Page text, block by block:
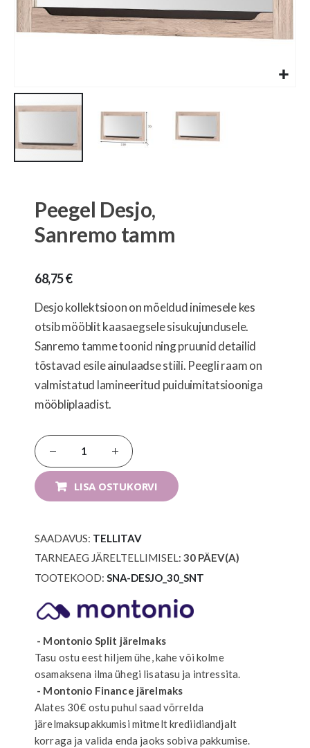
beginning
Peegel Desjo,
Sanremo tamm
68,75 €
Desjo kollektsioon on mõeldud inimesele kes
otsib mööblit kaasaegsele sisukujundusele.
Sanremo tamme toonid ning pruunid detailid
tõstavad esile ainulaadse stiili. Peegli raam on
valmistatud lamineeritud puiduimitatsiooniga
mööbliplaadist.
LISA OSTUKORVI
SAADAVUS: TELLITAV
TARNEAEG JÄRELTELLIMISEL: 30 PÄEV(A)
TOOTEKOOD SNA-DESJO_30_SNT
- Montonio Split järelmaks
Tasu ostu eest hiljem ühe, kahe või kolme
osamaksena ilma ühegi lisatasu ja intressita.
- Montonio Finance järelmaks
Alates 30€ ostu puhul saad võrrelda
järelmaksupakkumisi mitmelt krediidiandjalt
korraga ja valida enda jaoks sobiva pakkumise.